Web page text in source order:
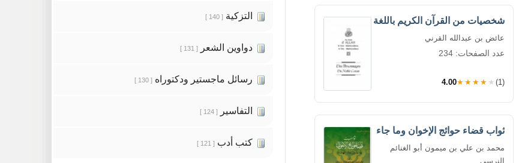
شخصيات من القرآن الكريم باللغة
عائض بن عبدالله القرني
عدد الصفحات: 234
4.00★★★★★ (1)
ثواب قضاء حوائج الإخوان وما جاء
محمد بن علي بن ميمون أبو الغنائم
النرسي
التزكية [ 140 ]
دواوين الشعر [ 131 ]
رسائل ماجستير ودكتوراه [ 130 ]
التفاسير [ 124 ]
كتب أدب [ 121 ]